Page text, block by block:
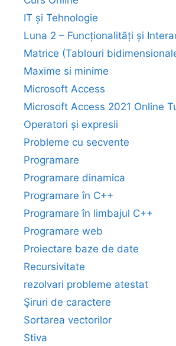
IT și Tehnologie
Luna 2 – Funcționalități și
Matrice (Tablouri
Maxime si minime
Microsoft Access
Microsoft Access 2021 Online
Operatori și expresii
Probleme cu secvente
Programare
Programare dinamica
Programare în C++
Programare în limbajul C++
Programare web
Proiectare baze de date
Recursivitate
rezolvari probleme atestat
Şiruri de caractere
Sortarea vectorilor
Stiva